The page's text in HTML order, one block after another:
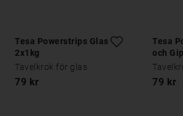
Tesa Powerstrips Glas
2x1kg
Tavelkrok för glas
79 kr
Tesa
och
79 kr